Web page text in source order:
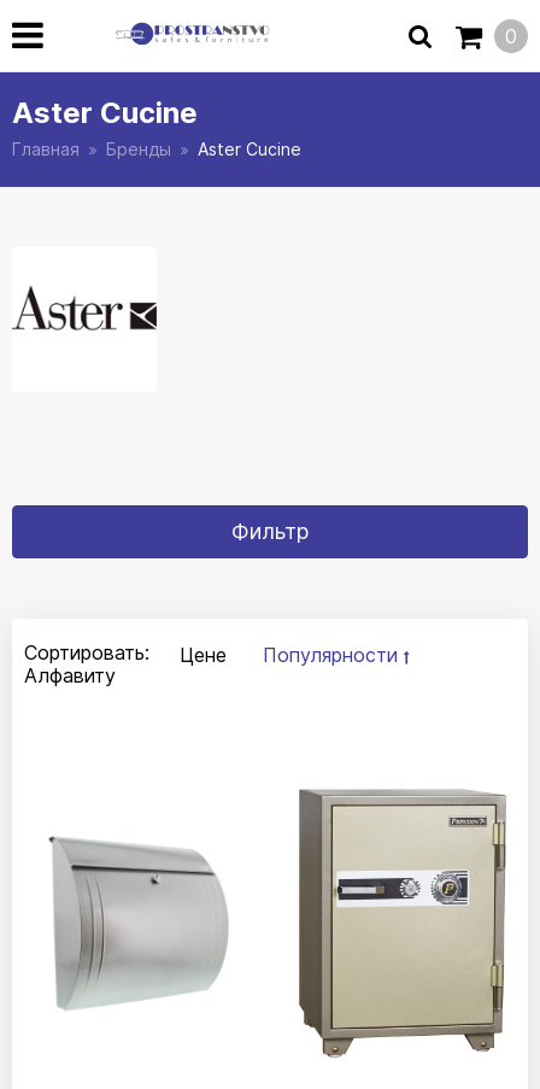
0
Aster Cucine
Главная Бренды Aster Cucine
Фильтр
Сортировать: Цене
Популярности
Алфавиту